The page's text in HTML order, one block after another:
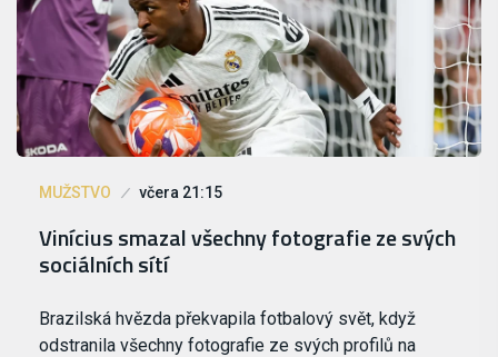
MUŽSTVO včera 21:15
Vinícius smazal všechny fotografie ze svých
sociálních sítí
Brazilská hvězda překvapila fotbalový svět, když
odstranila všechny fotografie ze svých profilů na